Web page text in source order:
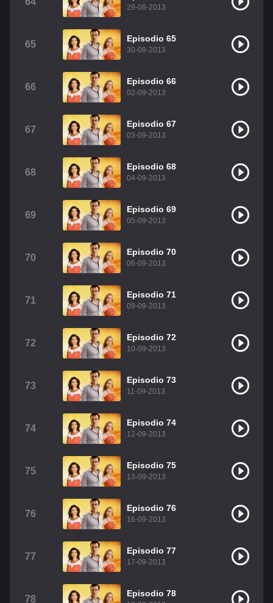
29-08-2013
65
Episodio 65
30-08-2013
66
Episodio 66
02-09-2013
67
Episodio 67
03-09-2013
68
Episodio 68
04-09-2013
69
Episodio 69
05-09-2013
70
Episodio 70
06-09-2013
71
Episodio 71
09-09-2013
72
Episodio 72
10-09-2013
73
Episodio 73
11-09-2013
74
Episodio 74
12-09-2013
75
Episodio 75
13-09-2013
76
Episodio 76
16-09-2013
77
Episodio 77
17-09-2013
78
Episodio 78